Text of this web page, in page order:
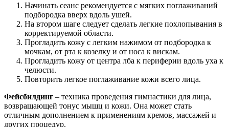
Начинать сеанс рекомендуется с мягких поглаживаний
подбородка вверх вдоль ушей.
На втором шаге следует сделать легкие похлопывания в
корректируемой области.
Прогладить кожу с легким нажимом от подбородка к
мочкам, от рта к козелку и от носа к вискам.
Прогладить кожу от центра лба к периферии вдоль уха к
челюсти.
Повторить легкое поглаживание кожи всего лица.
Фейсбилдинг – техника проведения гимнастики для лица,
возвращающей тонус мышц и кожи. Она может стать
отличным дополнением к применениям кремов, массажей и
других процедур.